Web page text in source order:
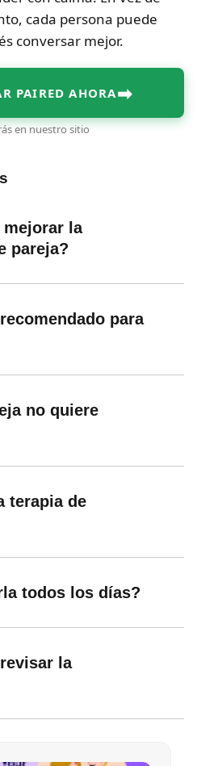
cada persona puede
conversar mejor.
PAIRED AHORA➡
en nuestro sitio
mejorar la
pareja?
para
no quiere
terapia de
todos los días?
la